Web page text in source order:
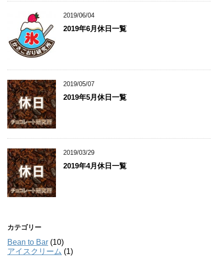
2019/06/04
2019年6月休日一覧
2019/05/07
2019年5月休日一覧
2019/03/29
2019年4月休日一覧
カテゴリー
Bean to Bar (10)
アイスクリーム (1)